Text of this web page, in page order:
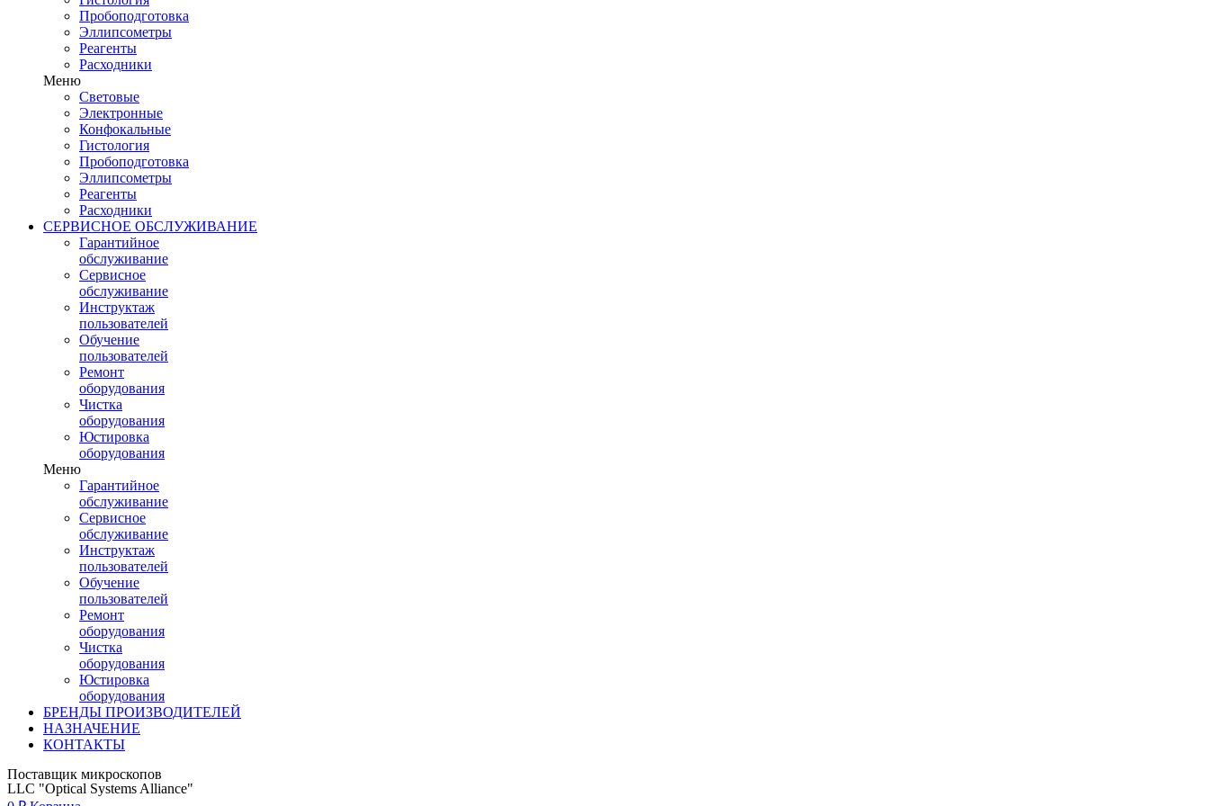
Пробоподготовка
Эллипсометры
Реагенты
Расходники
Меню
Световые
Электронные
Конфокальные
Гистология
Пробоподготовка
Эллипсометры
Реагенты
Расходники
СЕРВИСНОЕ ОБСЛУЖИВАНИЕ
Гарантийное
обслуживание
Сервисное
обслуживание
Инструктаж
пользователей
Обучение
пользователей
Ремонт
оборудования
Чистка
оборудования
Юстировка
оборудования
Меню
Гарантийное
обслуживание
Сервисное
обслуживание
Инструктаж
пользователей
Обучение
пользователей
Ремонт
оборудования
Чистка
оборудования
Юстировка
оборудования
БРЕНДЫ ПРОИЗВОДИТЕЛЕЙ
НАЗНАЧЕНИЕ
КОНТАКТЫ
Поставщик микроскопов
LLC "Optical Systems Alliance"